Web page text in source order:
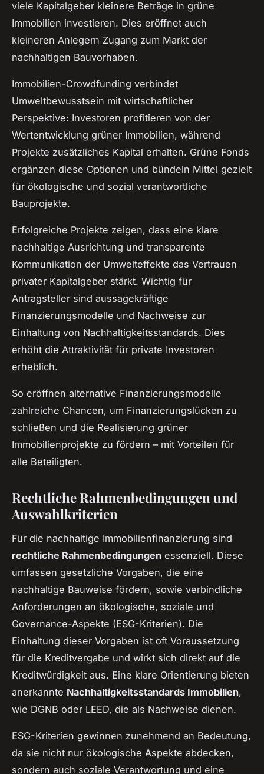
viele Kapitalgeber kleinere Beträge in grüne
Immobilien investieren. Dies eröffnet auch
kleineren Anlegern Zugang zum Markt der
nachhaltigen Bauvorhaben.
Immobilien-Crowdfunding verbindet
Umweltbewusstsein mit wirtschaftlicher
Perspektive: Investoren profitieren von der
Wertentwicklung grüner Immobilien, während
Projekte zusätzliches Kapital erhalten. Grüne Fonds
ergänzen diese Optionen und bündeln Mittel gezielt
für ökologische und sozial verantwortliche
Bauprojekte.
Erfolgreiche Projekte zeigen, dass eine klare
nachhaltige Ausrichtung und transparente
Kommunikation der Umwelteffekte das Vertrauen
privater Kapitalgeber stärkt. Wichtig für
Antragsteller sind aussagekräftige
Finanzierungsmodelle und Nachweise zur
Einhaltung von Nachhaltigkeitsstandards. Dies
erhöht die Attraktivität für private Investoren
erheblich.
So eröffnen alternative Finanzierungsmodelle
zahlreiche Chancen, um Finanzierungslücken zu
schließen und die Realisierung grüner
Immobilienprojekte zu fördern – mit Vorteilen für
alle Beteiligten.
Rechtliche Rahmenbedingungen und
Auswahlkriterien
Für die nachhaltige Immobilienfinanzierung sind
rechtliche Rahmenbedingungen essenziell. Diese
umfassen gesetzliche Vorgaben, die eine
nachhaltige Bauweise fördern, sowie verbindliche
Anforderungen an ökologische, soziale und
Governance-Aspekte (ESG-Kriterien). Die
Einhaltung dieser Vorgaben ist oft Voraussetzung
für die Kreditvergabe und wirkt sich direkt auf die
Kreditwürdigkeit aus. Eine klare Orientierung bieten
anerkannte Nachhaltigkeitsstandards Immobilien,
wie DGNB oder LEED, die als Nachweise dienen.
ESG-Kriterien gewinnen zunehmend an Bedeutung,
da sie nicht nur ökologische Aspekte abdecken,
sondern auch soziale Verantwortung und eine